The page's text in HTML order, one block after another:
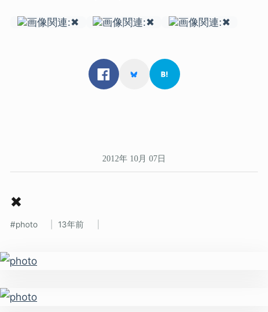
2012年 10月 07日
✖
photo 13年前